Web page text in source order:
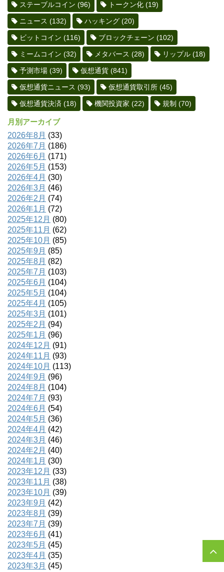
ステーブルコイン (96) トークン化 (19)
ニュース (132) ハッキング (20)
ビットコイン (116) ブロックチェーン (102)
ミームコイン (32) メタバース (28) リップル (18)
予測市場 (39) 仮想通貨 (841)
仮想通貨ニュース (93) 仮想通貨取引所 (45)
仮想通貨決済 (18) 機関投資家 (22) 規制 (70)
月別アーカイブ
2026年8月 (33)
2026年7月 (186)
2026年6月 (171)
2026年5月 (153)
2026年4月 (30)
2026年3月 (46)
2026年2月 (74)
2026年1月 (72)
2025年12月 (80)
2025年11月 (62)
2025年10月 (85)
2025年9月 (85)
2025年8月 (82)
2025年7月 (103)
2025年6月 (104)
2025年5月 (104)
2025年4月 (105)
2025年3月 (101)
2025年2月 (94)
2025年1月 (96)
2024年12月 (91)
2024年11月 (93)
2024年10月 (113)
2024年9月 (96)
2024年8月 (104)
2024年7月 (93)
2024年6月 (54)
2024年5月 (36)
2024年4月 (42)
2024年3月 (46)
2024年2月 (40)
2024年1月 (30)
2023年12月 (33)
2023年11月 (38)
2023年10月 (39)
2023年9月 (42)
2023年8月 (39)
2023年7月 (39)
2023年6月 (41)
2023年5月 (45)
2023年4月 (35)
2023年3月 (45)